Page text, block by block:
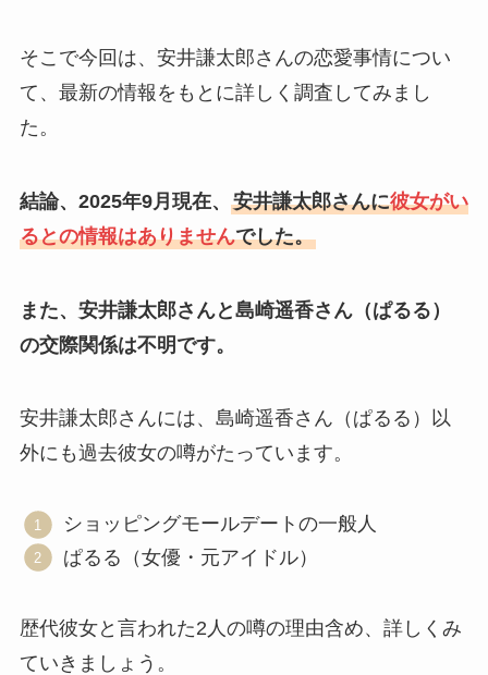
そこで今回は、安井謙太郎さんの恋愛事情につい
て、最新の情報をもとに詳しく調査してみまし
た。
結論、2025年9月現在、 安井謙太郎さんに彼女がい
るとの情報はありませんでした。
また、安井謙太郎さんと島崎遥香さん（ぱるる）
の交際関係は不明です。
安井謙太郎さんには、島崎遥香さん（ぱるる）以
外にも過去彼女の噂がたっています。
ショッピングモールデートの一般人
ぱるる（女優・元アイドル）
歴代彼女と言われた2人の噂の理由含め、詳しくみ
ていきましょう。